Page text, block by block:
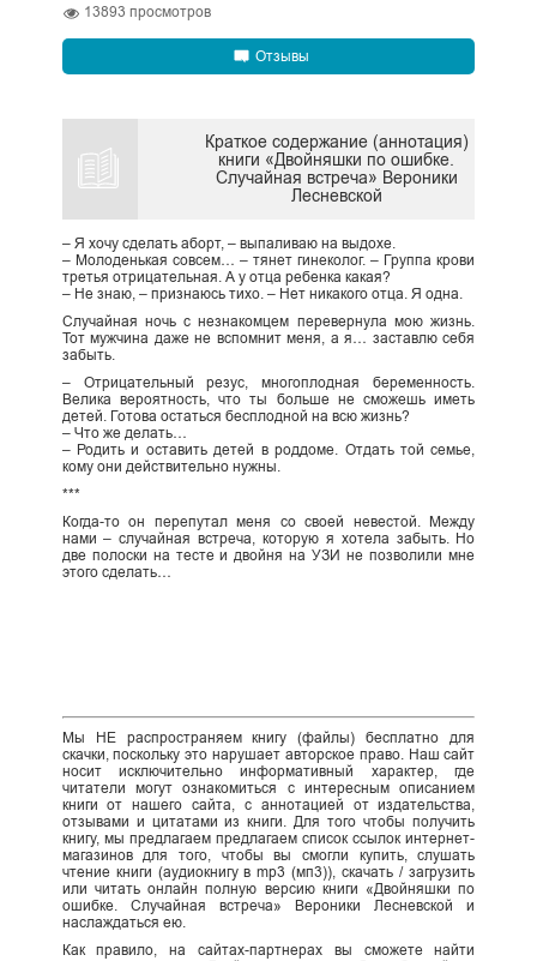
13893 просмотров
Отзывы
Краткое содержание (аннотация)
книги «Двойняшки по ошибке.
Случайная встреча» Вероники
Лесневской
– Я хочу сделать аборт, – выпаливаю на выдохе.
– Молоденькая совсем… – тянет гинеколог. – Группа крови
третья отрицательная. А у отца ребенка какая?
– Не знаю, – признаюсь тихо. – Нет никакого отца. Я одна.
Случайная ночь с незнакомцем перевернула мою жизнь.
Тот мужчина даже не вспомнит меня, а я… заставлю себя
забыть.
– Отрицательный резус, многоплодная беременность.
Велика вероятность, что ты больше не сможешь иметь
детей. Готова остаться бесплодной на всю жизнь?
– Что же делать…
– Родить и оставить детей в роддоме. Отдать той семье,
кому они действительно нужны.
***
Когда-то он перепутал меня со своей невестой. Между
нами – случайная встреча, которую я хотела забыть. Но
две полоски на тесте и двойня на УЗИ не позволили мне
этого сделать…
Мы НЕ распространяем книгу (файлы) бесплатно для
скачки, поскольку это нарушает авторское право. Наш сайт
носит исключительно информативный характер, где
читатели могут ознакомиться с интересным описанием
книги от нашего сайта, с аннотацией от издательства,
отзывами и цитатами из книги. Для того чтобы получить
книгу, мы предлагаем предлагаем список ссылок интернет-
магазинов для того, чтобы вы смогли купить, слушать
чтение книги (аудиокнигу в mp3 (мп3)), скачать / загрузить
или читать онлайн полную версию книги «Двойняшки по
ошибке. Случайная встреча» Вероники Лесневской и
наслаждаться ею.
Как правило, на сайтах-партнерах вы сможете найти